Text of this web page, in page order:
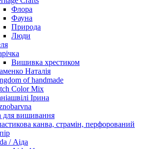
Флора
Фауна
Природа
Люди
Вишивка хрестиком
Наталія
of handmade
Color Mix
Ірина
для вишивання
канва, страмін, перфорований
/ Аіда